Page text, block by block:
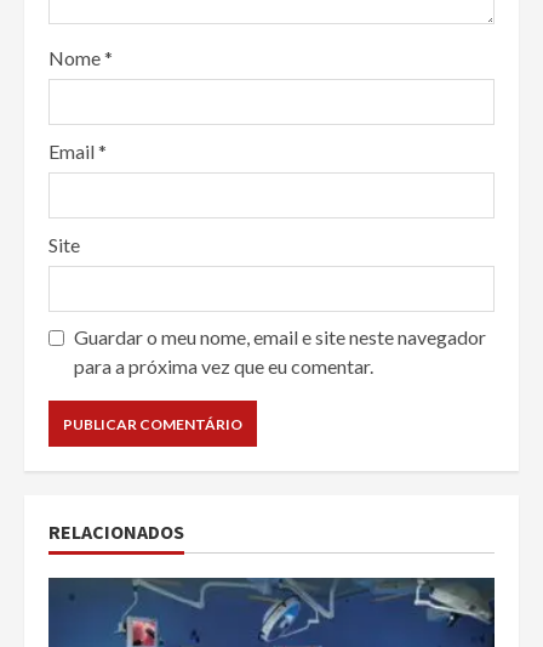
Nome*
Email*
Site
Guardar o meu nome, email e site neste navegador
para a próxima vez que eu comentar.
RELACIONADOS